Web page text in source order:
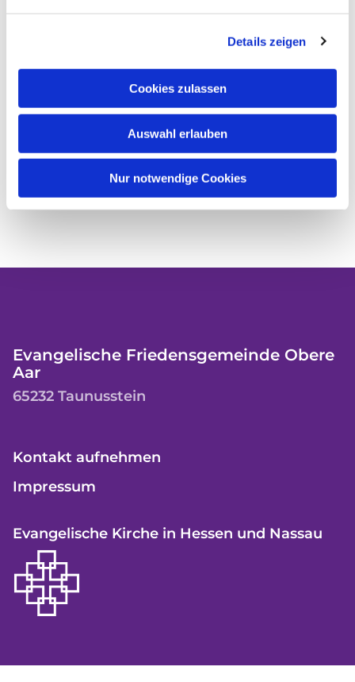
Details zeigen
Cookies zulassen
Auswahl erlauben
Nur notwendige Cookies
Evangelische Friedensgemeinde Obere
Aar
65232 Taunusstein
Kontakt aufnehmen
Impressum
Evangelische Kirche in Hessen und Nassau